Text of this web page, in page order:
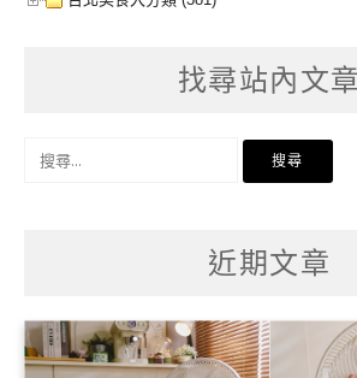
找尋站內文章
近期文章